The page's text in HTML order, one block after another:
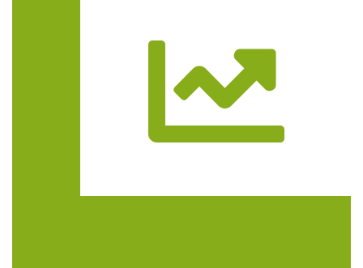
Trasa